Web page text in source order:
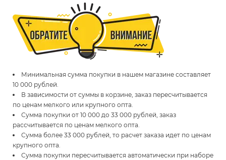
Минимальная сумма покупки в нашем магазине составляет
10 000 рублей.
В зависимости от суммы в корзине, заказ пересчитывается
по ценам мелкого или крупного опта.
Сумма покупки от 10 000 до 33 000 рублей, заказ
рассчитывается по ценам мелкого опта.
Сумма более 33 000 рублей, то расчет заказа идет по ценам
крупного опта.
Сумма покупки пересчитывается автоматически при наборе